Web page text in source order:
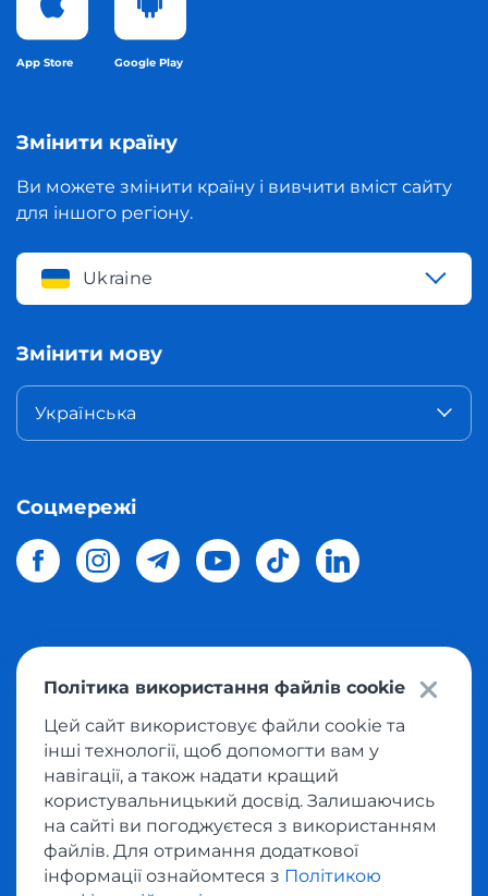
App Store Google Play
Змінити країну
Ви можете змінити країну і вивчити вміст сайту
для іншого регіону.
Ukraine
Змінити мову
Українська
Соцмережі
магазинів світу в Україну.Всі права захищені
Політика конфіденційності
Публічна оферта
Умови користування сервісом викупу товарів
Політика використання файлів cookie
Цей сайт використовує файли cookie та
інші технології, щоб допомогти вам у
навігації, а також надати кращий
користувальницький досвід. Залишаючись
на сайті ви погоджуєтеся з використанням
файлів. Для отримання додаткової
інформації ознайомтеся з Політикою